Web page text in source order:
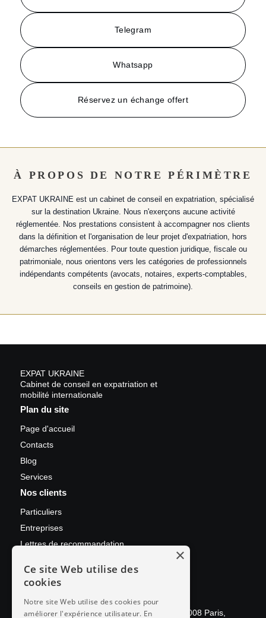
Telegram
Whatsapp
Réservez un échange offert
À PROPOS DE NOTRE PÉRIMÈTRE
EXPAT UKRAINE est un cabinet de conseil en expatriation, spécialisé
sur la destination Ukraine. Nous n'exerçons aucune activité
réglementée. Nos prestations consistent à accompagner nos clients
dans la définition et l'organisation de leur projet d'expatriation, hors
démarches réglementées. Pour toute question juridique, fiscale ou
patrimoniale, nous orientons vers les catégories de professionnels
indépendants compétents (avocats, notaires, experts-comptables,
conseils en gestion de patrimoine).
EXPAT UKRAINE
Cabinet de conseil en expatriation et
mobilité internationale
Plan du site
Page d'accueil
Contacts
Blog
Services
Nos clients
Particuliers
Entreprises
Lettres de recommandation
+33 (0)6 06 70 71 72
78 Av. des Champs-Élysées, Bureau 562, 75008 Paris,
×
Ce site Web utilise des
cookies
Notre site Web utilise des cookies pour
améliorer l'expérience utilisateur. En